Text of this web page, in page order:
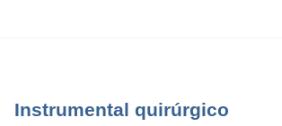
Instrumental quirúrgico